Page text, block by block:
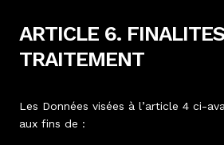
ARTICLE 6.
TRAITEMENT
Les Données visées à l’article 4 ci-
aux fins de :